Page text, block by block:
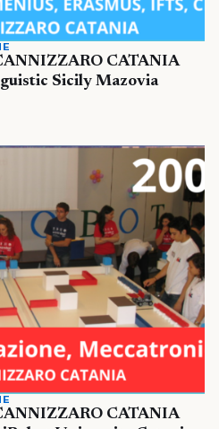
CATANIA
Sicily Mazovia
CATANIA